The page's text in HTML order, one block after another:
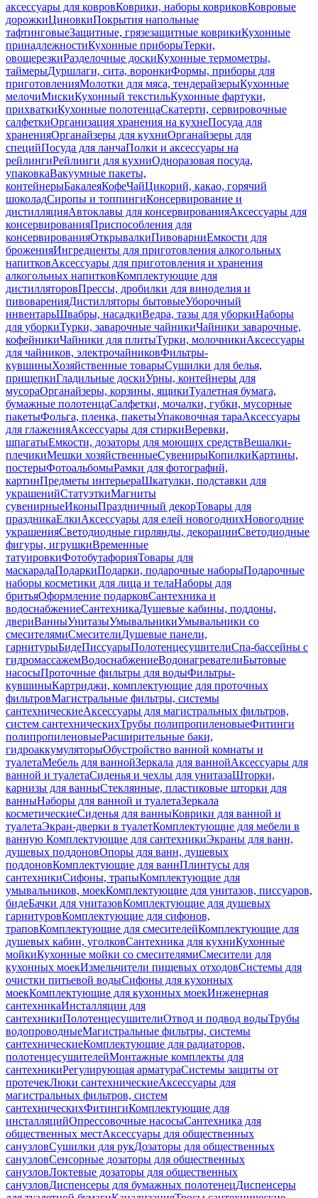
аксессуары для ковровКоврики, наборы ковриковКовровые
дорожкиЦиновкиПокрытия напольные
тафтинговыеЗащитные, грязезащитные коврикиКухонные
принадлежностиКухонные приборыТерки,
овощерезкиРазделочные доскиКухонные термометры,
таймерыДуршлаги, сита, воронкиФормы, приборы для
приготовленияМолотки для мяса, тендерайзерыКухонные
мелочиМискиКухонный текстильКухонные фартуки,
прихваткиКухонные полотенцаСкатерти, сервировочные
салфеткиОрганизация хранения на кухнеПосуда для
храненияОрганайзеры для кухниОрганайзеры для
специйПосуда для ланчаПолки и аксессуары на
рейлингиРейлинги для кухниОдноразовая посуда,
упаковкаВакуумные пакеты,
контейнерыБакалеяКофеЧайЦикорий, какао, горячий
шоколадСиропы и топпингиКонсервирование и
дистилляцияАвтоклавы для консервированияАксессуары для
консервированияПриспособления для
консервированияОткрывалкиПивоварниЕмкости для
броженияИнгредиенты для приготовления алкогольных
напитковАксессуары для приготовления и хранения
алкогольных напитковКомплектующие для
дистилляторовПрессы, дробилки для виноделия и
пивоваренияДистилляторы бытовыеУборочный
инвентарьШвабры, насадкиВедра, тазы для уборкиНаборы
для уборкиТурки, заварочные чайникиЧайники заварочные,
кофейникиЧайники для плитыТурки, молочникиАксессуары
для чайников, электрочайниковФильтры-
кувшиныХозяйственные товарыСушилки для белья,
прищепкиГладильные доскиУрны, контейнеры для
мусораОрганайзеры, корзины, ящикиТуалетная бумага,
бумажные полотенцаСалфетки, мочалки, губки, мусорные
пакетыФольга, пленка, пакетыУпаковочная тараАксессуары
для глаженияАксессуары для стиркиВеревки,
шпагатыЕмкости, дозаторы для моющих средствВешалки-
плечикиМешки хозяйственныеСувенирыКопилкиКартины,
постерыФотоальбомыРамки для фотографий,
картинПредметы интерьераШкатулки, подставки для
украшенийСтатуэткиМагниты
сувенирныеИконыПраздничный декорТовары для
праздникаЕлкиАксессуары для елей новогоднихНовогодние
украшенияСветодиодные гирлянды, декорацииСветодиодные
фигуры, игрушкиВременные
татуировкиФотобутафорияТовары для
маскарадаПодаркиПодарки, подарочные наборыПодарочные
наборы косметики для лица и телаНаборы для
бритьяОформление подарковСантехника и
водоснабжениеСантехникаДушевые кабины, поддоны,
двериВанныУнитазыУмывальникиУмывальники со
смесителямиСмесителиДушевые панели,
гарнитурыБидеПиссуарыПолотенцесушителиСпа-бассейны с
гидромассажемВодоснабжениеВодонагревателиБытовые
насосыПроточные фильтры для водыФильтры-
кувшиныКартриджи, комплектующие для проточных
фильтровМагистральные фильтры, системы
сантехническиеАксессуары для магистральных фильтров,
систем сантехническихТрубы полипропиленовыеФитинги
полипропиленовыеРасширительные баки,
гидроаккумуляторыОбустройство ванной комнаты и
туалетаМебель для ваннойЗеркала для ваннойАксессуары для
ванной и туалетаСиденья и чехлы для унитазаШторки,
карнизы для ванныСтеклянные, пластиковые шторки для
ванныНаборы для ванной и туалетаЗеркала
косметическиеСиденья для ванныКоврики для ванной и
туалетаЭкран-дверки в туалетКомплектующие для мебели в
ванную Комплектующие для сантехникиЭкраны для ванн,
душевых поддоновОпоры для ванн, душевых
поддоновКомплектующие для ваннПлинтусы для
сантехникиСифоны, трапыКомплектующие для
умывальников, моекКомплектующие для унитазов, писсуаров,
бидеБачки для унитазовКомплектующие для душевых
гарнитуровКомплектующие для сифонов,
траповКомплектующие для смесителейКомплектующие для
душевых кабин, уголковСантехника для кухниКухонные
мойкиКухонные мойки со смесителямиСмесители для
кухонных моекИзмельчители пищевых отходовСистемы для
очистки питьевой водыСифоны для кухонных
моекКомплектующие для кухонных моекИнженерная
сантехникаИнсталляции для
сантехникиПолотенцесушителиОтвод и подвод водыТрубы
водопроводныеМагистральные фильтры, системы
сантехническиеКомплектующие для радиаторов,
полотенцесушителейМонтажные комплекты для
сантехникиРегулирующая арматураСистемы защиты от
протечекЛюки сантехническиеАксессуары для
магистральных фильтров, систем
сантехническихФитингиКомплектующие для
инсталляцийОпрессовочные насосыСантехника для
общественных местАксессуары для общественных
санузловСушилки для рукДозаторы для общественных
санузловСенсорные дозаторы для общественных
санузловЛоктевые дозаторы для общественных
санузловДиспенсеры для бумажных полотенецДиспенсеры